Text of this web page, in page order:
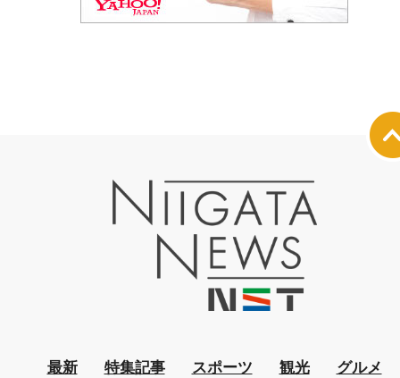
最新 特集記事 スポーツ 観光 グルメ